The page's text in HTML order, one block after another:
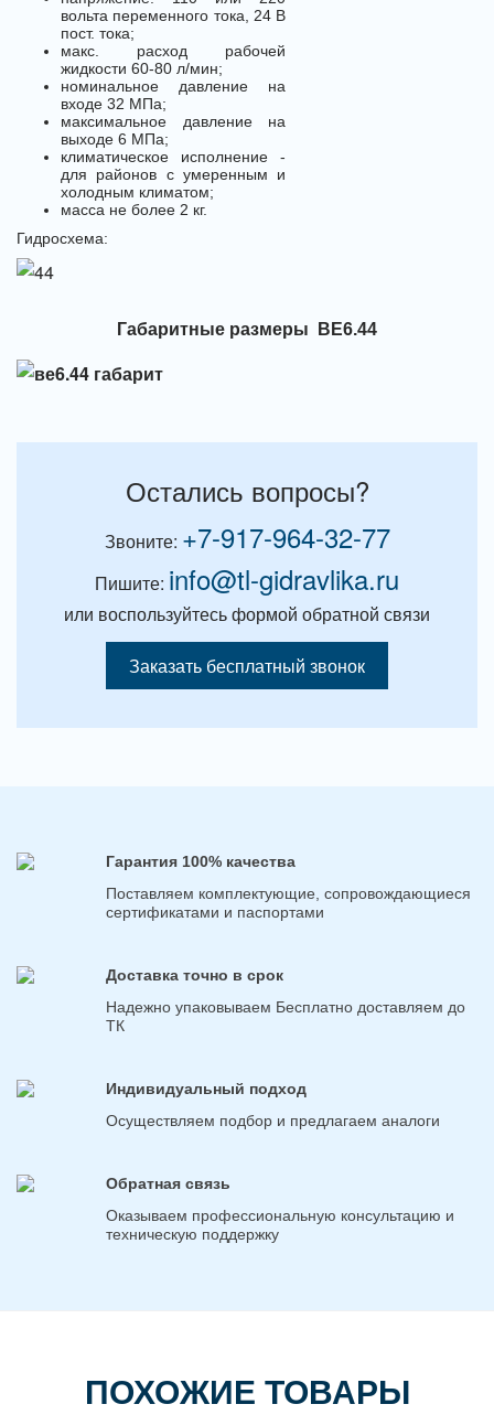
вольта переменного тока, 24 В
пост. тока;
макс. расход рабочей
жидкости 60-80 л/мин;
номинальное давление на
входе 32 МПа;
максимальное давление на
выходе 6 МПа;
климатическое исполнение -
для районов с умеренным и
холодным климатом;
масса не более 2 кг.
Гидросхема:
Габаритные размеры ВЕ6.44
Остались вопросы?
Звоните: +7-917-964-32-77
Пишите: info@tl-gidravlika.ru
или воспользуйтесь формой обратной связи
Заказать бесплатный звонок
Гарантия 100% качества
Поставляем комплектующие, сопровождающиеся
сертификатами и паспортами
Доставка точно в срок
Надежно упаковываем Бесплатно доставляем до
ТК
Индивидуальный подход
Осуществляем подбор и предлагаем аналоги
Обратная связь
Оказываем профессиональную консультацию и
техническую поддержку
ПОХОЖИЕ ТОВАРЫ